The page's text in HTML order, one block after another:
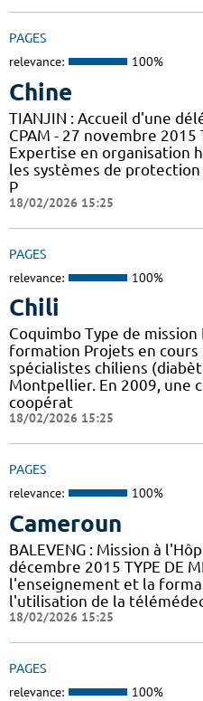
PAGES
relevance: 100%
Chine
TIANJIN : Accueil d'une
CPAM - 27 novembre 2015
Expertise en organisation
les systèmes de protection
P
18/02/2026 15:25
PAGES
relevance: 100%
Chili
Coquimbo Type de
formation Projets en cours
spécialistes chiliens
Montpellier. En 2009, une
coopérat
18/02/2026 15:25
PAGES
relevance: 100%
Cameroun
BALEVENG : Mission à
décembre 2015 TYPE DE
l'enseignement et la
l'utilisation de la
18/02/2026 15:25
PAGES
relevance: 100%